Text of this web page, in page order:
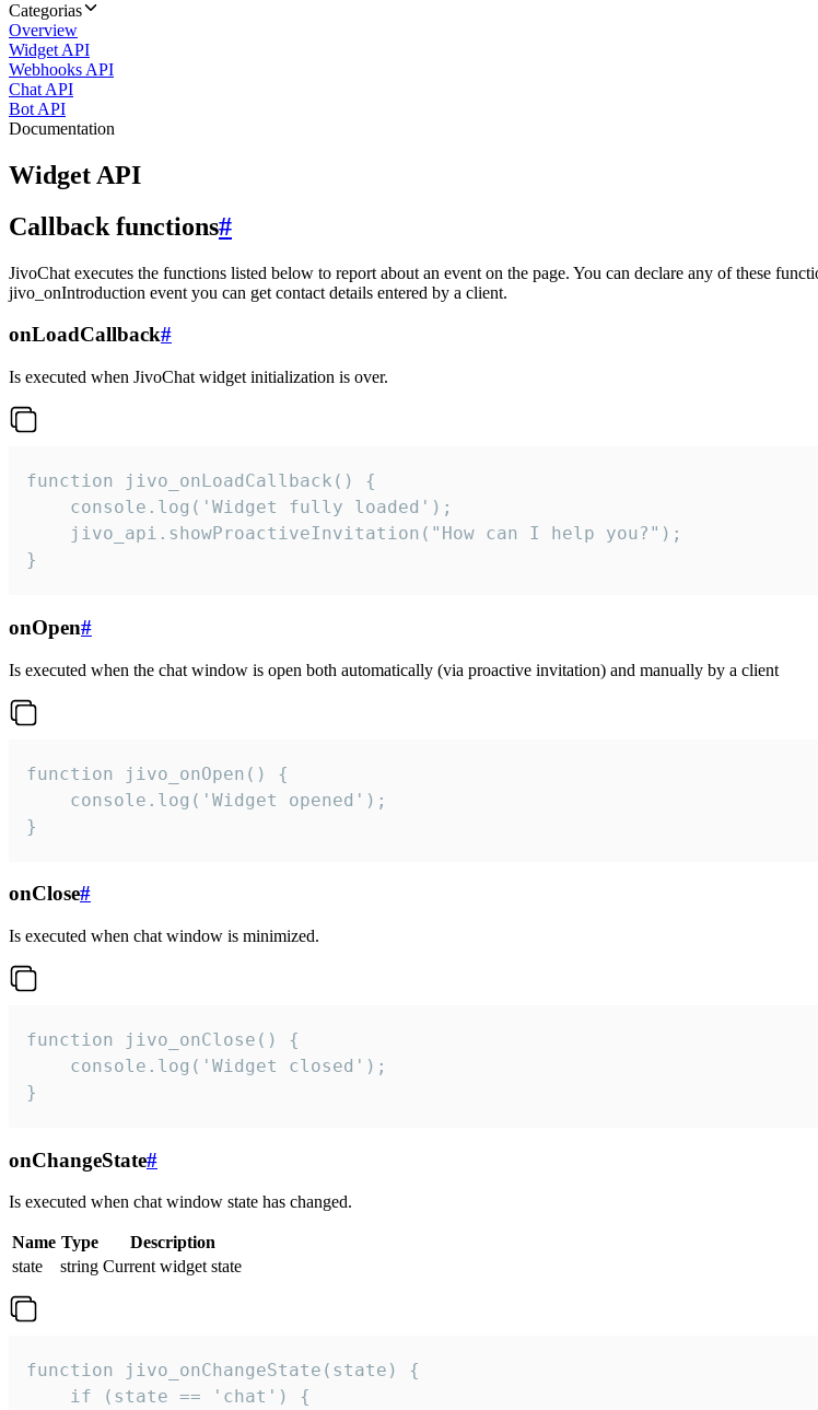
Categorias
Overview
Widget API
Webhooks API
Chat API
Bot API
Documentation
Widget API
Callback functions#
JivoChat executes the functions listed below to report about an event on the page. You can declare any of these
jivo_onIntroduction event you can get contact details entered by a client.
onLoadCallback#
Is executed when JivoChat widget initialization is over.
function jivo_onLoadCallback() {
    console.log('Widget fully loaded');
    jivo_api.showProactiveInvitation("How can I help you?");
}
onOpen#
Is executed when the chat window is open both automatically (via proactive invitation) and manually by a client
function jivo_onOpen() {
    console.log('Widget opened');
}
onClose#
Is executed when chat window is minimized.
function jivo_onClose() {
    console.log('Widget closed');
}
onChangeState#
Is executed when chat window state has changed.
Name Type
Description
state
string Current widget state
function jivo_onChangeState(state) {
    if (state == 'chat') {